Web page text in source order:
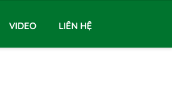
VIDEO LIÊN HỆ